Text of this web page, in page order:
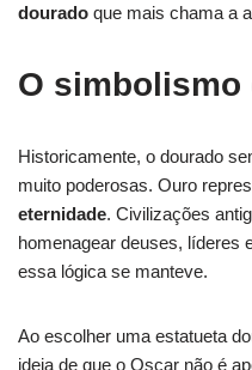
dourado que mais chama a
O simbolismo
Historicamente, o dourado
muito poderosas. Ouro
eternidade. Civilizações
homenagear deuses, líderes
essa lógica se manteve.
Ao escolher uma estatueta
ideia de que o Oscar não é